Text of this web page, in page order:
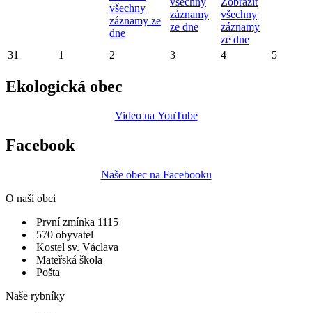
všechny
záznamy ze
dne
záznamy
ze dne
všechny
záznamy
ze dne
31 1 2 3 4 5
Ekologická obec
Video na YouTube
Facebook
Naše obec na Facebooku
O naší obci
První zmínka 1115
570 obyvatel
Kostel sv. Václava
Mateřská škola
Pošta
Naše rybníky